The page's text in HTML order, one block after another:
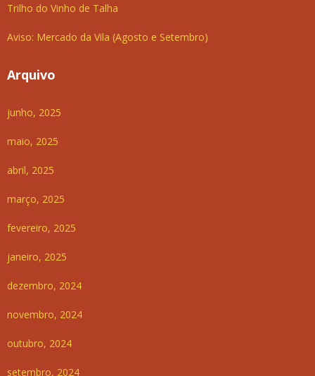
Trilho do Vinho de Talha
Aviso: Mercado da Vila (Agosto e Setembro)
Arquivo
junho, 2025
maio, 2025
abril, 2025
março, 2025
fevereiro, 2025
janeiro, 2025
dezembro, 2024
novembro, 2024
outubro, 2024
setembro, 2024